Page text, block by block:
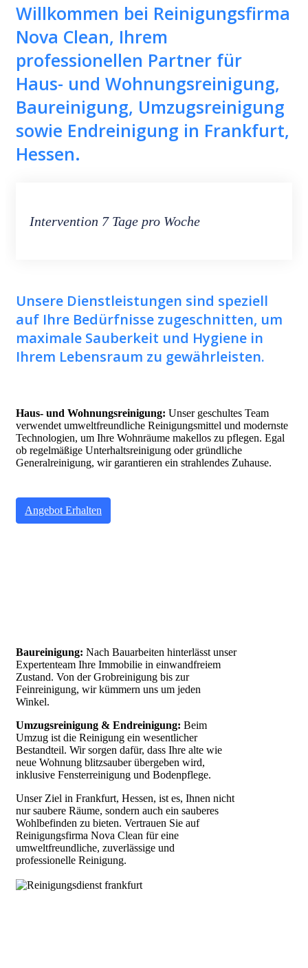
Willkommen bei Reinigungsfirma
Nova Clean, Ihrem
professionellen Partner für
Haus- und Wohnungsreinigung,
Baureinigung, Umzugsreinigung
sowie Endreinigung in Frankfurt,
Hessen.
Intervention 7 Tage pro Woche
Unsere Dienstleistungen sind speziell
auf Ihre Bedürfnisse zugeschnitten, um
maximale Sauberkeit und Hygiene in
Ihrem Lebensraum zu gewährleisten.
Haus- und Wohnungsreinigung: Unser geschultes Team
verwendet umweltfreundliche Reinigungsmittel und modernste
Technologien, um Ihre Wohnräume makellos zu pflegen. Egal
ob regelmäßige Unterhaltsreinigung oder gründliche
Generalreinigung, wir garantieren ein strahlendes Zuhause.
Angebot Erhalten
Baureinigung: Nach Bauarbeiten hinterlässt unser
Expertenteam Ihre Immobilie in einwandfreiem
Zustand. Von der Grobreinigung bis zur
Feinreinigung, wir kümmern uns um jeden
Winkel.
Umzugsreinigung & Endreinigung: Beim
Umzug ist die Reinigung ein wesentlicher
Bestandteil. Wir sorgen dafür, dass Ihre alte wie
neue Wohnung blitzsauber übergeben wird,
inklusive Fensterreinigung und Bodenpflege.
Unser Ziel in Frankfurt, Hessen, ist es, Ihnen nicht
nur saubere Räume, sondern auch ein sauberes
Wohlbefinden zu bieten. Vertrauen Sie auf
Reinigungsfirma Nova Clean für eine
umweltfreundliche, zuverlässige und
professionelle Reinigung.